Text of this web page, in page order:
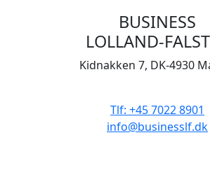
BUSINESS
LOLLAND-
Kidnakken 7, DK-4930
Tlf: +45 7022 8901
info@businesslf.dk